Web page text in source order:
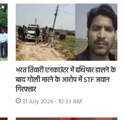
भरत तिवारी एनकाउंटर में हथियार डालने के
बाद गोली मारने के आरोप में STF जवान
गिरफ्तार
31 July 2026 - 10:33 AM